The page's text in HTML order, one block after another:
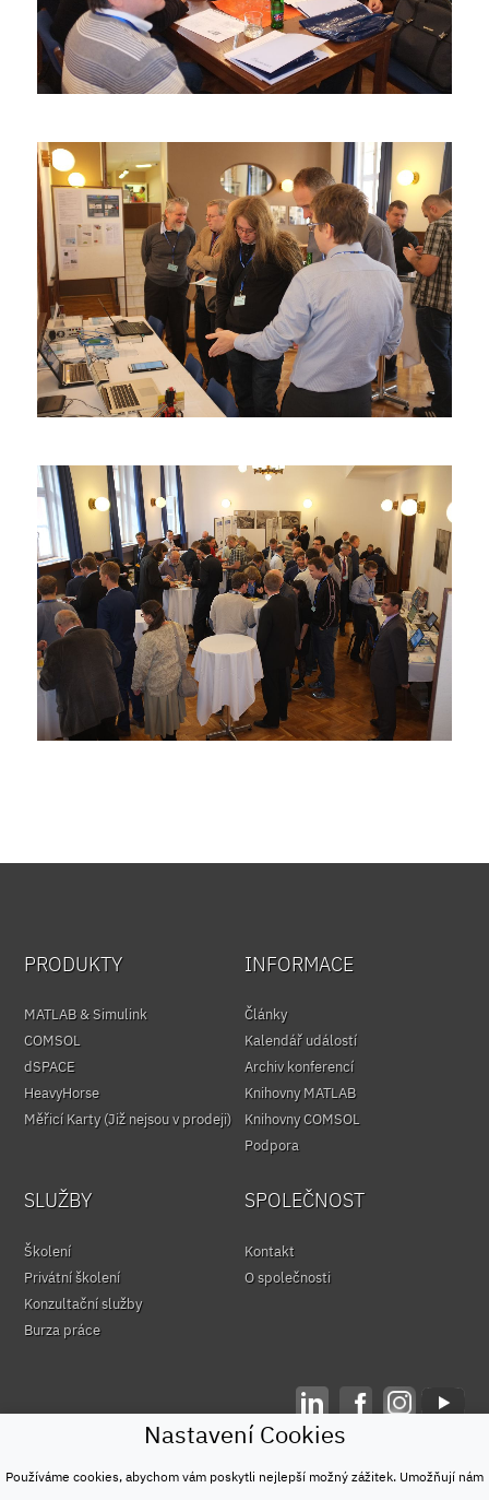
Nastavení Cookies
Používáme cookies, abychom vám poskytli nejlepší možný zážitek. Umožňují nám
PRODUKTY
MATLAB & Simulink
COMSOL
dSPACE
HeavyHorse
Měřicí Karty (Již nejsou v prodeji)
INFORMACE
Články
Kalendář událostí
Archiv konferencí
Knihovny MATLAB
Knihovny COMSOL
Podpora
SLUŽBY
Školení
Privátní školení
Konzultační služby
Burza práce
SPOLEČNOST
Kontakt
O společnosti
© HUMUSOFT 1991 - 2026
Ochrana osobních údajů